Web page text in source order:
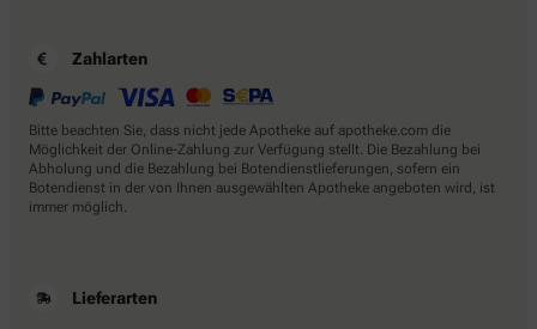
Zahlarten
Bitte beachten Sie, dass nicht jede Apotheke auf apotheke.com die
Möglichkeit der Online-Zahlung zur Verfügung stellt. Die Bezahlung bei
Abholung und die Bezahlung bei Botendienstlieferungen, sofern ein
Botendienst in der von Ihnen ausgewählten Apotheke angeboten wird, ist
immer möglich.
Lieferarten